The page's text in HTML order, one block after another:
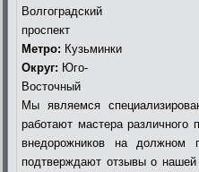
Волгоградский
проспект
Метро: Кузьминки
Округ: Юго-
Восточный
Мы являемся
работают мастера
внедорожников на должном
подтверждают отзывы о